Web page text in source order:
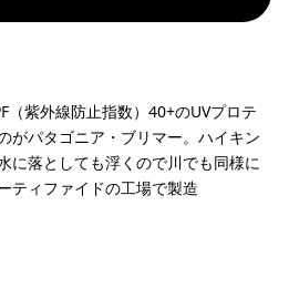
（紫外線防止指数）40+のUVプロテ
がパタゴニア・ブリマー。ハイキン
に落としても浮くので川でも同様に
ティファイドの工場で製造